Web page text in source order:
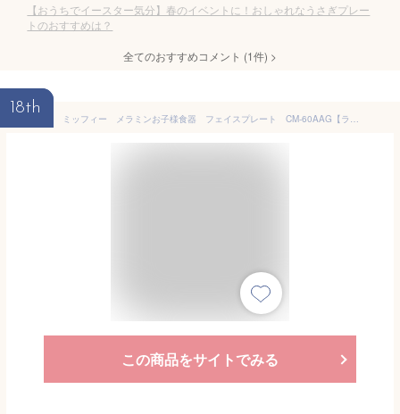
【おうちでイースター気分】春のイベントに！おしゃれなうさぎプレー
トのおすすめは？
全てのおすすめコメント (1件) >
18th
ミッフィー メラミンお子様食器 フェイスプレート CM-60AAG【ラッピング不可】[関連：miffy 絵本 関東プラスチック 洗浄機対応 業務用 かわいい キッズ 子供用 食器 ランチ 給食 保育園 幼稚園]
この商品をサイトでみる